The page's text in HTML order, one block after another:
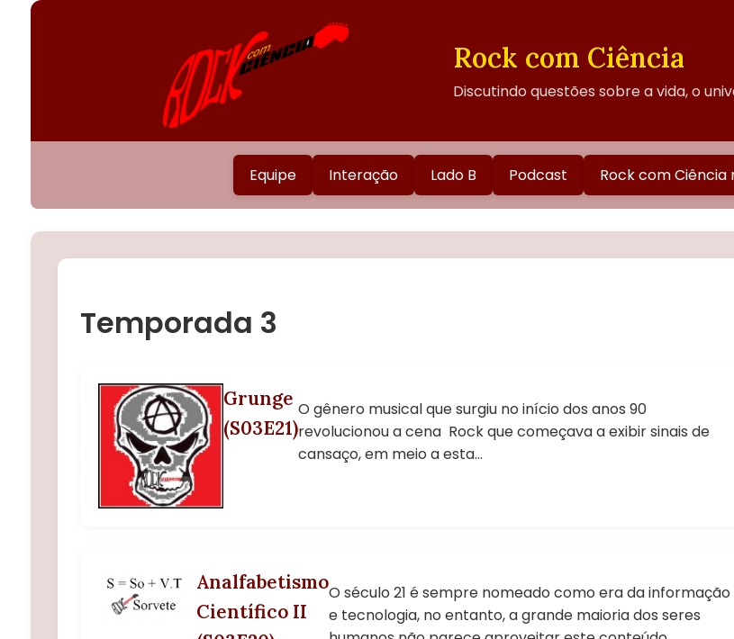
Rock com Ciência
Discutindo questões sobre a vida, o
Equipe Interação Lado B Podcast Rock com Ciência
Temporada 3
Grunge
(S03E21)
O gênero musical que surgiu no início dos anos 90
revolucionou a cena Rock que começava a exibir sinais de
cansaço, em meio a esta…
Analfabetismo
Científico II
O século 21 é sempre nomeado como era da informação
e tecnologia, no entanto, a grande maioria dos seres